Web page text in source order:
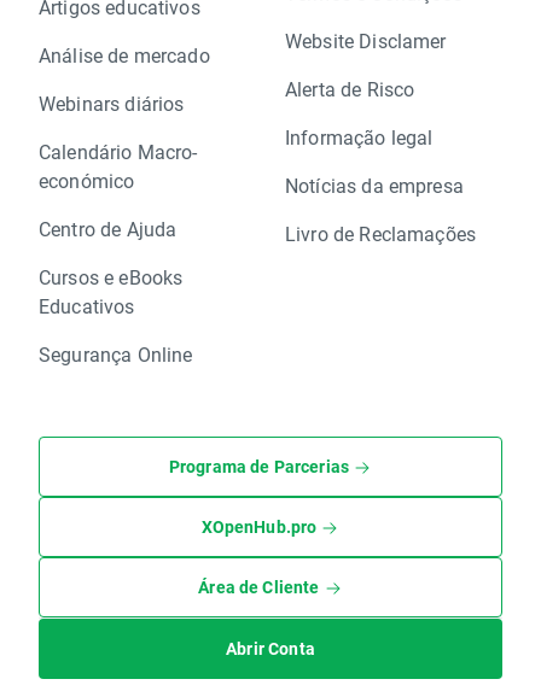
Artigos educativos
Análise de mercado
Webinars diários
Calendário Macro-
económico
Centro de Ajuda
Cursos e eBooks
Educativos
Segurança Online
Website Disclamer
Alerta de Risco
Informação legal
Notícias da empresa
Livro de Reclamações
Programa de Parcerias
XOpenHub.pro
Área de Cliente
Abrir Conta